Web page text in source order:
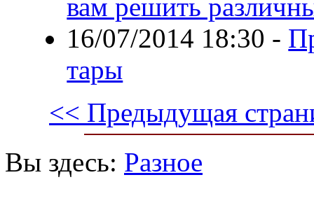
вам решить
16/07/2014 18:30 -
тары
<< Предыдущая
Вы здесь: Разное